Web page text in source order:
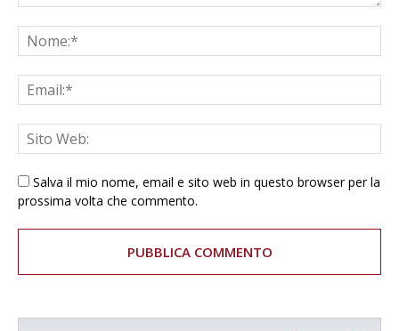
Salva il mio nome, email e sito web in questo browser per la
prossima volta che commento.